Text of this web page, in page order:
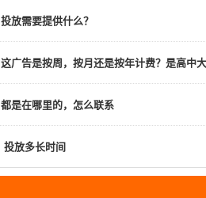
投放需要提供什么？
这广告是按周，按月还是按年计费？是高中
都是在哪里的，怎么联系
投放多长时间